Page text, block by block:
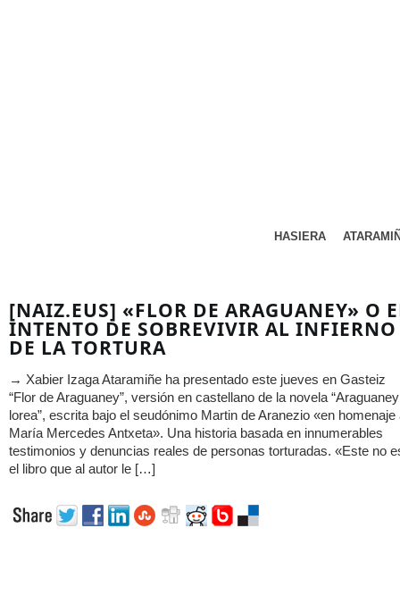
HASIERA
[NAIZ.EUS] «FLOR DE ARAGUANEY» O
INTENTO DE SOBREVIVIR AL INFIERNO
DE LA TORTURA
→ Xabier Izaga Ataramiñe ha presentado este jueves en Gasteiz
“Flor de Araguaney”, versión en castellano de la novela “Araguaney
lorea”, escrita bajo el seudónimo Martin de Aranezio «en homenaje
María Mercedes Antxeta». Una historia basada en innumerables
testimonios y denuncias reales de personas torturadas. «Este no
el libro que al autor le […]